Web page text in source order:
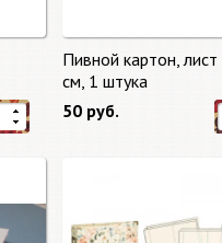
Пивной картон,
cм, 1 штука
50 руб.